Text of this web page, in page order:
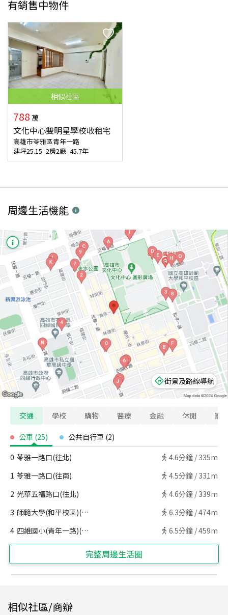
有銷售中物件
相似社區
788 萬
文化中心雙明星學校收租宅
高雄市苓雅區青年一路
建坪25.15 2房2廳 45.7年
周邊生活機能
街景及路線導航
交通 學校 購物 醫療 金融 休閒 寵
公車 (25) 公共自行車 (2)
0 苓雅一路口(往北) 4.6分鐘 / 335m
1 苓雅一路口(往南) 4.5分鐘 / 331m
2 光華五福路口(往北) 4.6分鐘 / 339m
3 師範大學(和平校區)(往南) 6.3分鐘 /474m
4 四維國小(青年一路)(往東) 6.5分鐘 /459m
完整周邊生活圈
相似社區/商辦